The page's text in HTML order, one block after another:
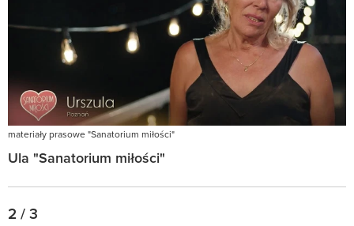
materiały prasowe "Sanatorium miłości"
Ula "Sanatorium miłości"
2 / 3